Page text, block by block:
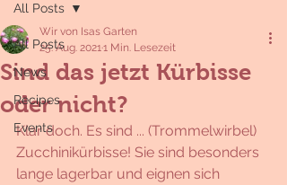
All Posts
News
Recipes
Events
All Posts
Sind das jetzt Kürbisse
oder nicht?
Wir von Isas Garten
25. Aug. 20211 Min. Lesezeit
Klar doch. Es sind ... (Trommelwirbel)
Zucchinikürbisse! Sie sind besonders
lange lagerbar und eignen sich